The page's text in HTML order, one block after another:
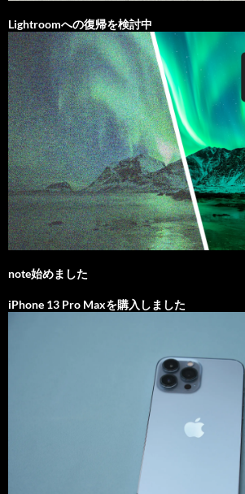
Lightroomへの復帰を検討中
note始めました
iPhone 13 Pro Maxを購入しました